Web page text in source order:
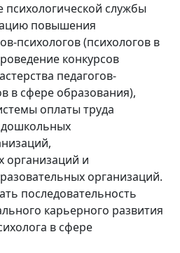
службы
повышения
психологов (психологов в
конкурсов
педагогов-
в сфере образования),
оплаты труда
дошкольных
организаций и
организаций.
последовательность
карьерного развития
в сфере